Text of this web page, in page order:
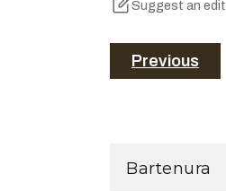
Suggest an edit
Previous
Bartenura